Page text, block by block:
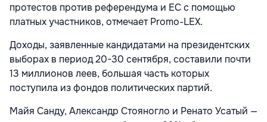
протестов против референдума и ЕС с помощью
платных участников, отмечает Promo-LEX.
Доходы, заявленные кандидатами на президентских
выборах в период 20-30 сентября, составили почти
13 миллионов леев, большая часть которых
поступила из фондов политических партий.
Майя Санду, Александр Стояногло и Ренато Усатый —